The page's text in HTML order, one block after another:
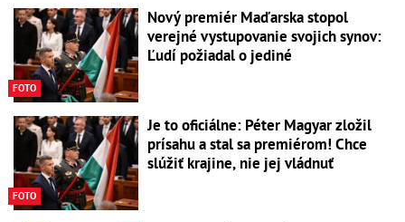
FOTO
Nový premiér Maďarska stopol
verejné vystupovanie svojich synov:
Ľudí požiadal o jediné
FOTO
Je to oficiálne: Péter Magyar zložil
prísahu a stal sa premiérom! Chce
slúžiť krajine, nie jej vládnuť